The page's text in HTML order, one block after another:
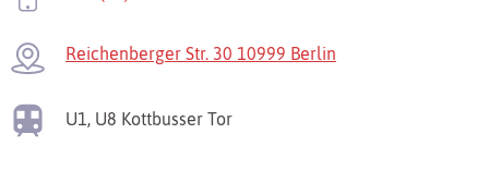
Reichenberger Str. 30 10999 Berlin
U1, U8 Kottbusser Tor